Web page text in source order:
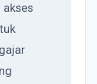
akses